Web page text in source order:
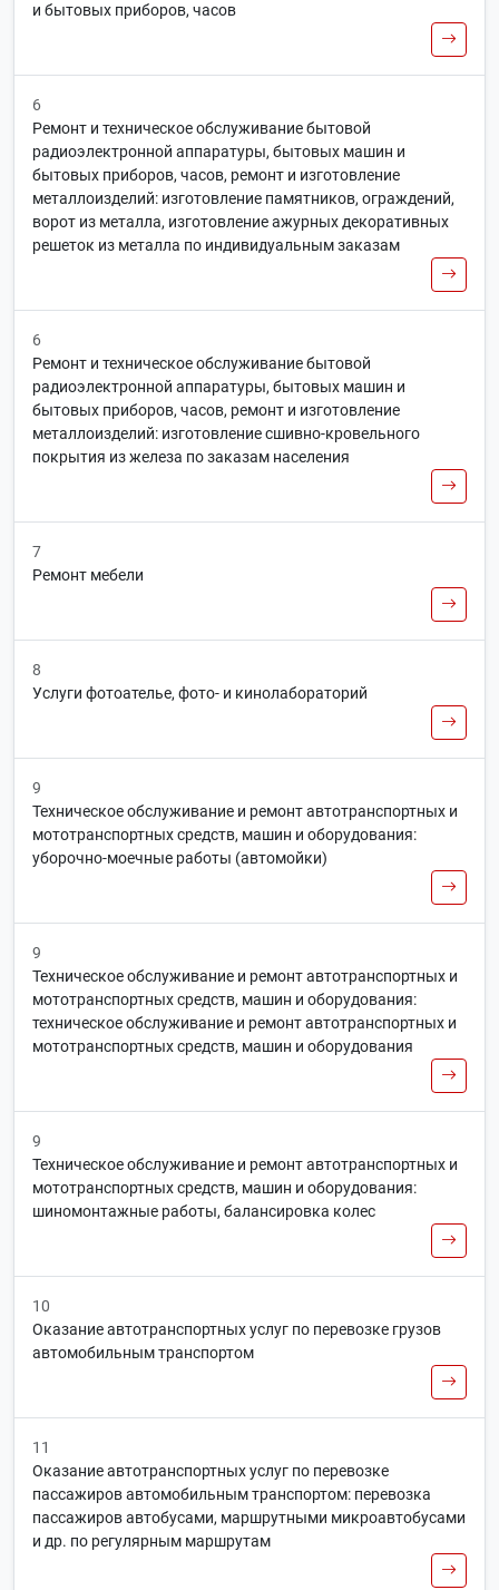
и бытовых приборов, часов
6
Ремонт и техническое обслуживание бытовой
радиоэлектронной аппаратуры, бытовых машин и
бытовых приборов, часов, ремонт и изготовление
металлоизделий: изготовление памятников, ограждений,
ворот из металла, изготовление ажурных декоративных
решеток из металла по индивидуальным заказам
6
Ремонт и техническое обслуживание бытовой
радиоэлектронной аппаратуры, бытовых машин и
бытовых приборов, часов, ремонт и изготовление
металлоизделий: изготовление сшивно-кровельного
покрытия из железа по заказам населения
7
Ремонт мебели
8
Услуги фотоателье, фото- и кинолабораторий
9
Техническое обслуживание и ремонт автотранспортных и
мототранспортных средств, машин и оборудования:
уборочно-моечные работы (автомойки)
9
Техническое обслуживание и ремонт автотранспортных и
мототранспортных средств, машин и оборудования:
техническое обслуживание и ремонт автотранспортных и
мототранспортных средств, машин и оборудования
9
Техническое обслуживание и ремонт автотранспортных и
мототранспортных средств, машин и оборудования:
шиномонтажные работы, балансировка колес
10
Оказание автотранспортных услуг по перевозке грузов
автомобильным транспортом
11
Оказание автотранспортных услуг по перевозке
пассажиров автомобильным транспортом: перевозка
пассажиров автобусами, маршрутными микроавтобусами
и др. по регулярным маршрутам